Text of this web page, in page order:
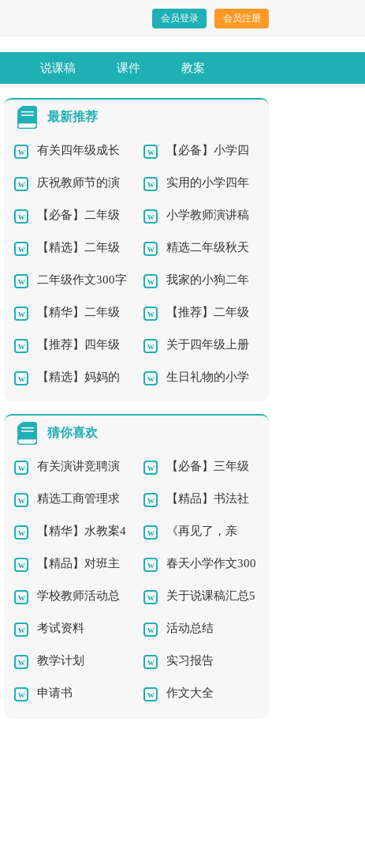
会员登录 会员注册
说课稿 课件 教案
最新推荐
有关四年级成长
的作文3篇
【必备】小学四
年级作文汇总6篇
庆祝教师节的演
讲稿
实用的小学四年
级秋天作文300字3篇
【必备】二年级
作文300字汇总7篇
小学教师演讲稿
15篇
【精选】二年级
钓鱼作文锦集7篇
精选二年级秋天
作文300字四篇
二年级作文300字
汇编8篇
我家的小狗二年
级作文300字集锦九篇
【精华】二年级
的六一作文合集10篇
【推荐】二年级
作文300字集合8篇
【推荐】四年级
成长的作文4篇
关于四年级上册
作文锦集十篇
【精选】妈妈的 生日礼物的小学
猜你喜欢
有关演讲竞聘演
讲稿模板集合五篇
【必备】三年级
的作文300字合集5篇
精选工商管理求
职信3篇
【精品】书法社
团及活动总结三篇
【精华】水教案4
篇
《再见了，亲
人》教学反思
【精品】对班主
任的工作计划汇编八
篇
春天小学作文300
字三篇
学校教师活动总
结3篇
关于说课稿汇总5
篇
考试资料 活动总结
教学计划 实习报告
申请书 作文大全